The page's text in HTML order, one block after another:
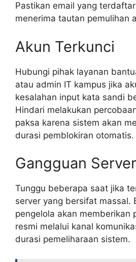
Pastikan email yang
menerima tautan pemulihan
Akun Terkunci
Hubungi pihak layanan
atau admin IT kampus jika
kesalahan input kata sandi
Hindari melakukan
paksa karena sistem akan
durasi pemblokiran otomatis.
Gangguan Server
Tunggu beberapa saat jika
server yang bersifat massal.
pengelola akan memberikan
resmi melalui kanal
durasi pemeliharaan sistem.